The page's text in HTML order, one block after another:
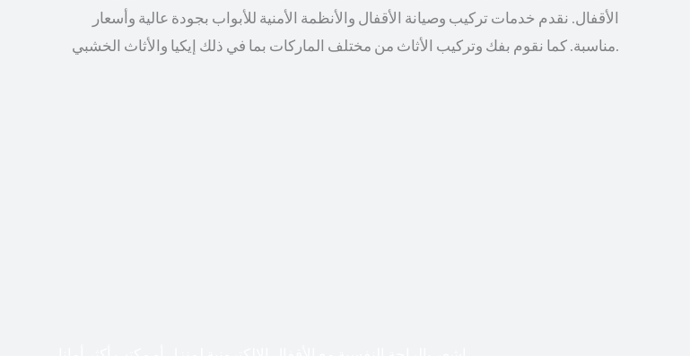
الأقفال. نقدم خدمات تركيب وصيانة الأقفال والأنظمة الأمنية للأبواب بجودة عالية وأسعار